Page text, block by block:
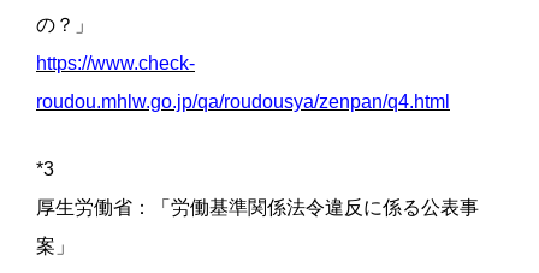
の？」
https://www.check-
roudou.mhlw.go.jp/qa/roudousya/zenpan/q4.html
*3
厚生労働省：「労働基準関係法令違反に係る公表事
案」